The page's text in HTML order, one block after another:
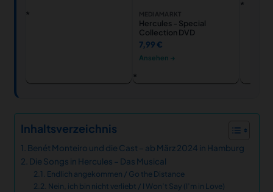
MEDIAMARKT
Hercules - Special
Collection DVD
7,99 €
Ansehen →
Inhaltsverzeichnis
Benét Monteiro und die Cast – ab März 2024 in Hamburg
Die Songs in Hercules – Das Musical
Endlich angekommen / Go the Distance
Nein, ich bin nicht verliebt / I Won’t Say (I’m in Love)